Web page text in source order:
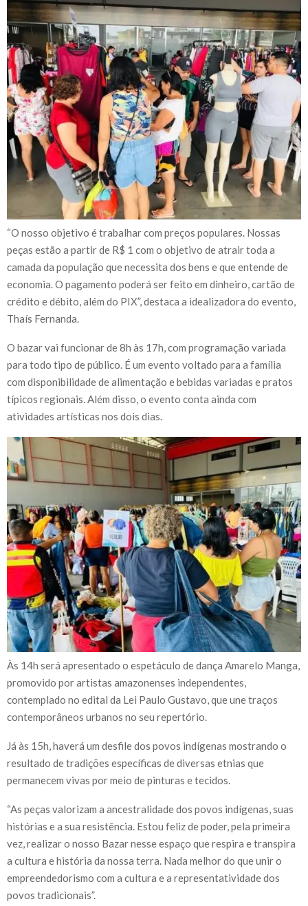
“O nosso objetivo é trabalhar com preços populares. Nossas
peças estão a partir de R$ 1 com o objetivo de atrair toda a
camada da população que necessita dos bens e que entende de
economia. O pagamento poderá ser feito em dinheiro, cartão de
crédito e débito, além do PIX”, destaca a idealizadora do evento,
Thaís Fernanda.
O bazar vai funcionar de 8h às 17h, com programação variada
para todo tipo de público. É um evento voltado para a família
com disponibilidade de alimentação e bebidas variadas e pratos
típicos regionais. Além disso, o evento conta ainda com
atividades artísticas nos dois dias.
Às 14h será apresentado o espetáculo de dança Amarelo Manga,
promovido por artistas amazonenses independentes,
contemplado no edital da Lei Paulo Gustavo, que une traços
contemporâneos urbanos no seu repertório.
Já às 15h, haverá um desfile dos povos indígenas mostrando o
resultado de tradições específicas de diversas etnias que
permanecem vivas por meio de pinturas e tecidos.
“As peças valorizam a ancestralidade dos povos indígenas, suas
histórias e a sua resistência. Estou feliz de poder, pela primeira
vez, realizar o nosso Bazar nesse espaço que respira e transpira
a cultura e história da nossa terra. Nada melhor do que unir o
empreendedorismo com a cultura e a representatividade dos
povos tradicionais”.